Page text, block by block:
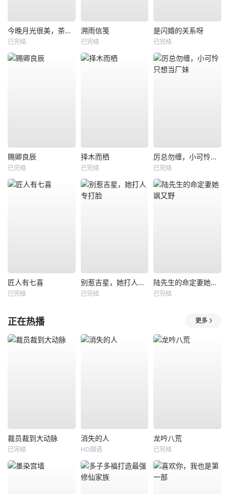
今晚月光很美，茶香四溢
已完结
溯雨信笺
已完结
是闪婚的关系呀
已完结
赐卿良辰
已完结
择木而栖
已完结
厉总勿缠，小可怜只想当厂妹
已完结
匠人有七喜
已完结
别惹吉星，她打人专打脸
已完结
陆先生的命定妻她飒又野
已完结
正在热播 更多
裁员裁到大动脉
已完结
消失的人
HD国语
龙吟八荒
已完结